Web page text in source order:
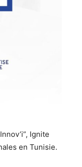
Ignite
en Tunisie.